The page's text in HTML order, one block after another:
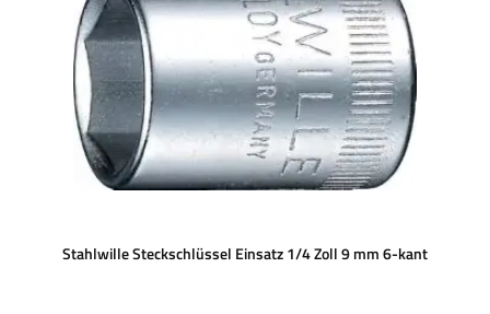
Stahlwille Steckschlüssel Einsatz 1/4 Zoll 9 mm 6-kant